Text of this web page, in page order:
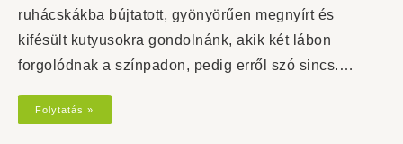
ruhácskákba bújtatott, gyönyörűen megnyírt és
kifésült kutyusokra gondolnánk, akik két lábon
forgolódnak a színpadon, pedig erről szó sincs.…
Folytatás »